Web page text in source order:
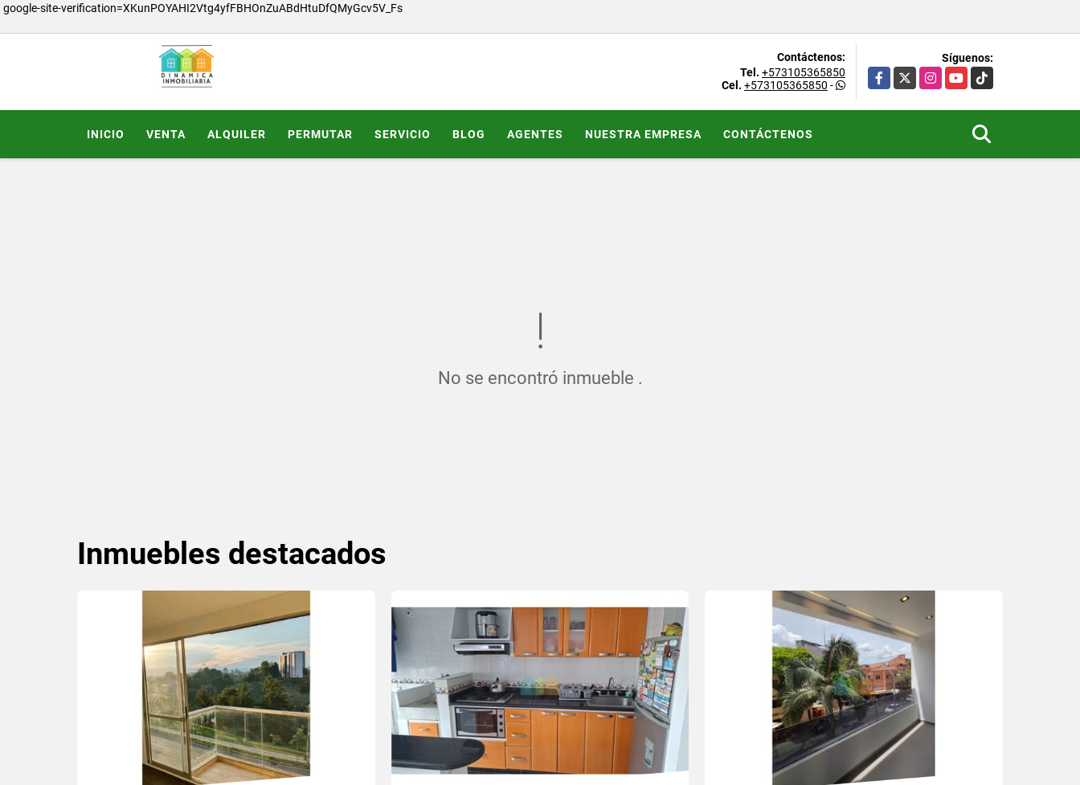
google-site-verification=XKunPOYAHI2Vtg4yfFBHOnZuABdHtuDfQMyGcv5V_Fs
Contáctenos:
Tel. +573105365850
Cel. +573105365850 -
Síguenos:
Facebook
X InstagramYouTubeTikTok
INICIO VENTA ALQUILER PERMUTAR SERVICIO BLOG AGENTES NUESTRA EMPRESA CONTÁCTENOS
No se encontró inmueble .
Inmuebles destacados